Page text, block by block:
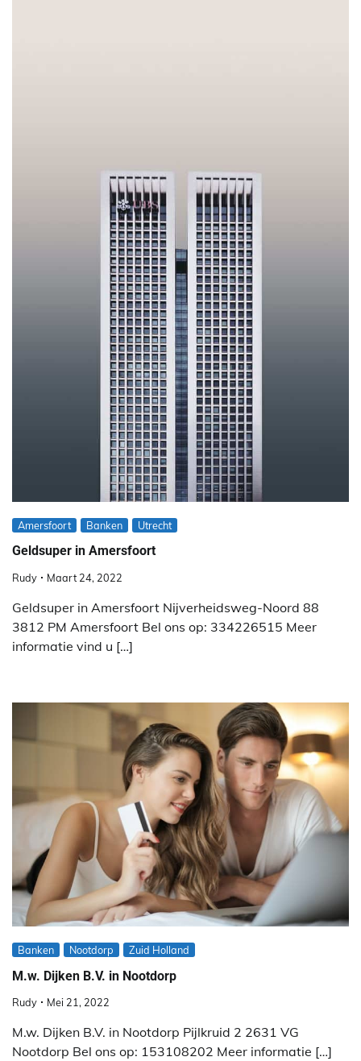
Amersfoort Banken Utrecht
Geldsuper in Amersfoort
Rudy Maart 24, 2022
Geldsuper in Amersfoort Nijverheidsweg-Noord 88
3812 PM Amersfoort Bel ons op: 334226515 Meer
informatie vind u […]
Banken Nootdorp Zuid Holland
M.w. Dijken B.V. in Nootdorp
Rudy Mei 21, 2022
M.w. Dijken B.V. in Nootdorp Pijlkruid 2 2631 VG
Nootdorp Bel ons op: 153108202 Meer informatie […]